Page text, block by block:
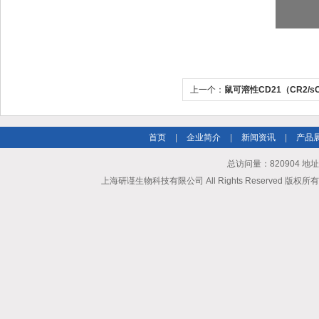
上一个： 鼠可溶性CD21（CR2/
首页 企业简介 新闻资讯 产品
总访问量：820904 地
上海研谨生物科技有限公司 All Rights Reserved 版权所